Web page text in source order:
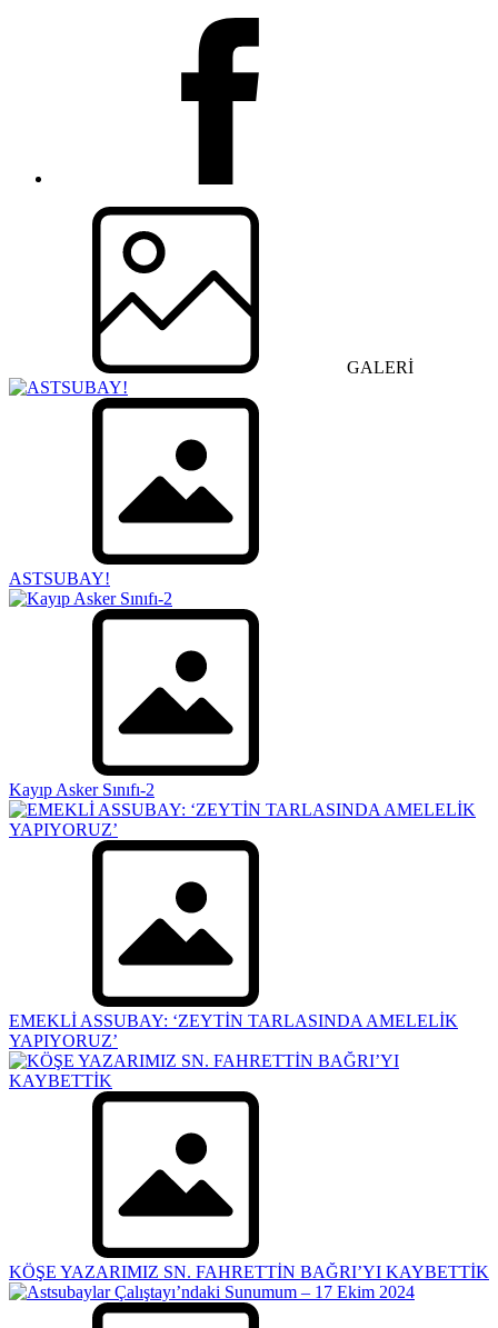
GALERİ
ASTSUBAY!
Kayıp Asker Sınıfı-2
EMEKLİ ASSUBAY: ‘ZEYTİN TARLASINDA AMELELİK
YAPIYORUZ’
KÖŞE YAZARIMIZ SN. FAHRETTİN BAĞRI’YI KAYBETTİK